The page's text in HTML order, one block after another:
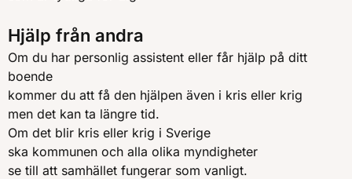
Hjälp från andra
Om du har personlig assistent eller får hjälp på ditt
boende
kommer du att få den hjälpen även i kris eller krig
men det kan ta längre tid.
Om det blir kris eller krig i Sverige
ska kommunen och alla olika myndigheter
se till att samhället fungerar som vanligt.